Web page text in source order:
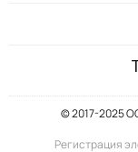
© 2017-2025
Регистрация